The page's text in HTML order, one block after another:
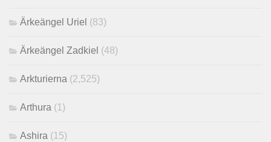
Ärkeängel Uriel (83)
Ärkeängel Zadkiel (48)
Arkturierna (2,525)
Arthura (1)
Ashira (15)